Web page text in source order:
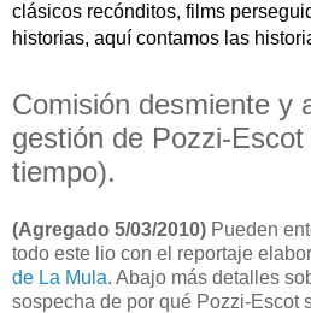
clásicos recónditos, films
historias, aquí contamos las
Comisión desmiente y
gestión de Pozzi-
tiempo).
(Agregado 5/03/2010) Pueden
todo este lio con el reportaje
de La Mula. Abajo más detalles
sospecha de por qué Pozzi-Escot